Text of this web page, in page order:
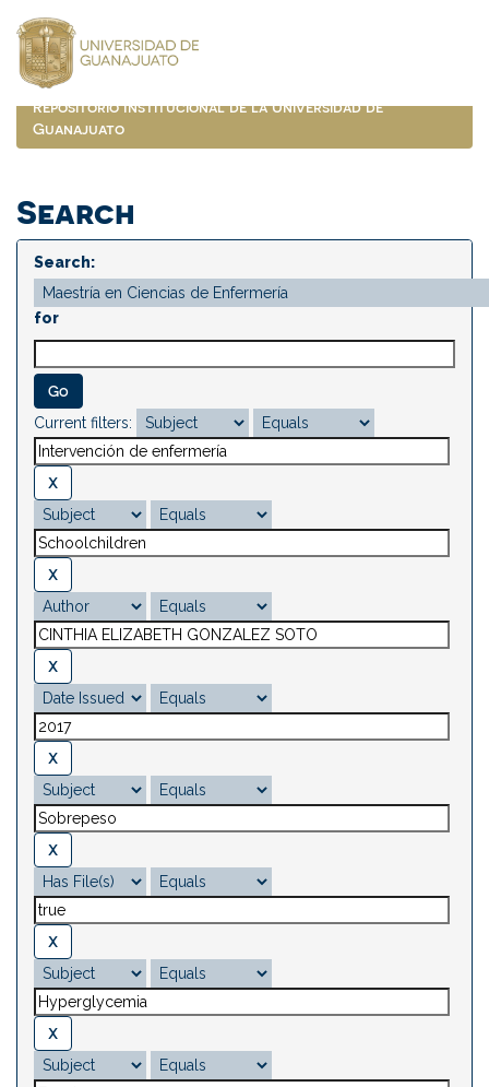
navigation
Repositorio Institucional de la Universidad de
Guanajuato
Search
Search:
for
Current filters: